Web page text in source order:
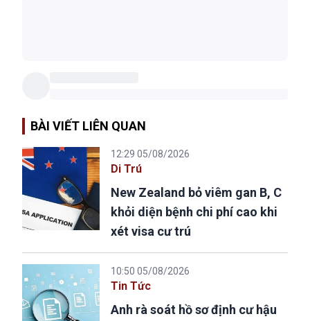
BÀI VIẾT LIÊN QUAN
12:29 05/08/2026
Di Trú
New Zealand bỏ viêm gan B, C
khỏi diện bệnh chi phí cao khi
xét visa cư trú
10:50 05/08/2026
Tin Tức
Anh rà soát hồ sơ định cư hậu